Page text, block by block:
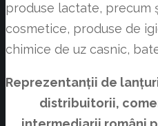
produse lactate, precum
cosmetice, produse de
chimice de uz casnic,
Reprezentanții de
distribuitorii,